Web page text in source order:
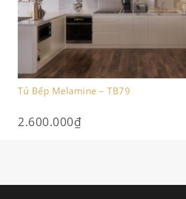
Tủ Bếp Melamine – TB79
2.600.000₫